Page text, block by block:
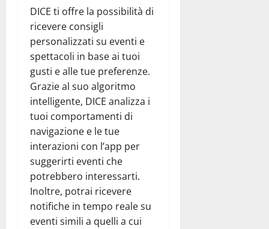
DICE ti offre la possibilità di
ricevere consigli
personalizzati su eventi e
spettacoli in base ai tuoi
gusti e alle tue preferenze.
Grazie al suo algoritmo
intelligente, DICE analizza i
tuoi comportamenti di
navigazione e le tue
interazioni con l’app per
suggerirti eventi che
potrebbero interessarti.
Inoltre, potrai ricevere
notifiche in tempo reale su
eventi simili a quelli a cui